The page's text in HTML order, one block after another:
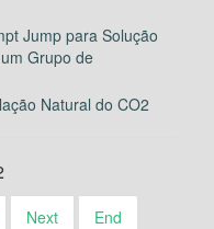
Jump para Solução
Grupo de
Natural do CO2
Next End